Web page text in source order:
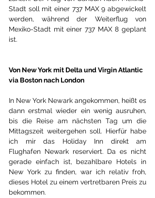
Stadt soll mit einer 737 MAX 9 abgewickelt
werden, während der Weiterflug von
Mexiko-Stadt mit einer 737 MAX 8 geplant
ist.
Von New York mit Delta und Virgin Atlantic
via Boston nach London
In New York Newark angekommen, heißt es
dann erstmal wieder ein wenig ausruhen,
bis die Reise am nächsten Tag um die
Mittagszeit weitergehen soll. Hierfür habe
ich mir das Holiday Inn direkt am
Flughafen Newark reserviert. Da es nicht
gerade einfach ist, bezahlbare Hotels in
New York zu finden, war ich relativ froh,
dieses Hotel zu einem vertretbaren Preis zu
bekommen.